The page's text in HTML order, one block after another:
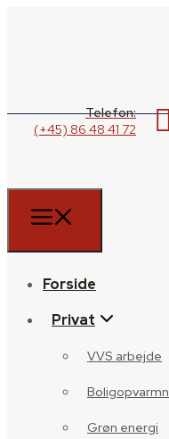
Telefon:
(+45) 86 48 41 72
Forside
Privat
VVS arbejde
Grøn energi